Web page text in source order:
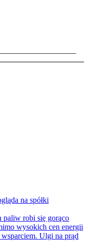
na spółki
paliw robi się gorąco
wysokich cen energii
Ulgi na prąd